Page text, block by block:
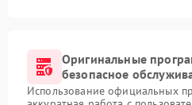
Оригинальные
безопасное
Использование официальных